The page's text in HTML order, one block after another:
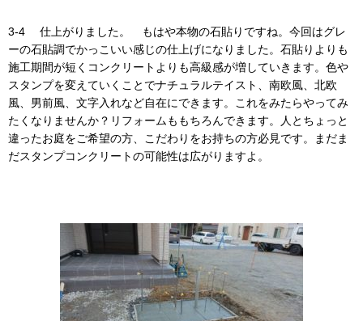
3-4 仕上がりました。 もはや本物の石貼りですね。今回はグレ
ーの石貼調でかっこいい感じの仕上げになりました。石貼りよりも
施工期間が短くコンクリートよりも高級感が増していきます。色や
スタンプを変えていくことでナチュラルテイスト、南欧風、北欧
風、男前風、文字入れなど自在にできます。これをみたらやってみ
たくなりませんか？リフォームももちろんできます。人とちょっと
違ったお庭をご希望の方、こだわりをお持ちの方必見です。まだま
だスタンプコンクリートの可能性は広がりますよ。